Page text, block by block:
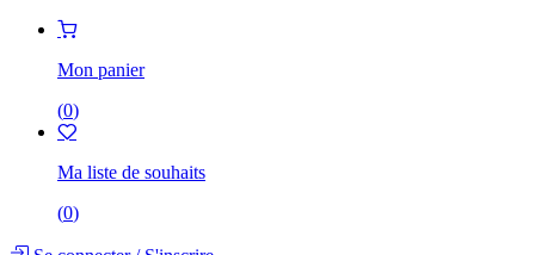
Mon panier
(0)
Ma liste de souhaits
(0)